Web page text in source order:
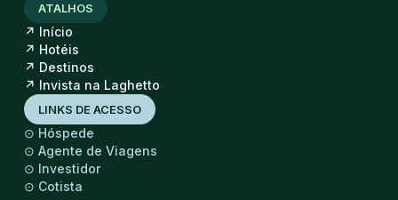
ATALHOS
↗ Início
↗ Hotéis
↗ Destinos
↗ Invista na Laghetto
LINKS DE ACESSO
⊙ Hóspede
⊙ Agente de Viagens
⊙ Investidor
⊙ Cotista